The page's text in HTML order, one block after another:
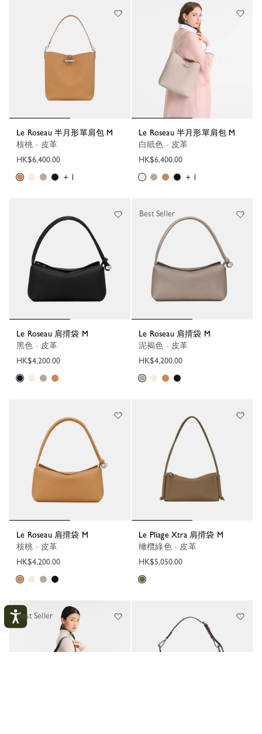
Le Roseau 半月形單肩包 M
核桃 - 皮革
HK$6,400.00
+ 1
Le Roseau 半月形單肩包 M
白紙色 - 皮革
HK$6,400.00
+ 1
Le Roseau 肩揹袋 M
黑色 - 皮革
HK$4,200.00
Le Roseau 肩揹袋 M
泥褐色 - 皮革
HK$4,200.00
Best Seller
Le Roseau 肩揹袋 M
核桃 - 皮革
HK$4,200.00
Le Pliage Xtra 肩揹袋 M
橄欖綠色 - 皮革
HK$5,050.00
Best Seller